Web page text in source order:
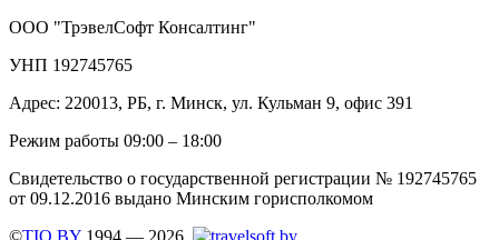
ООО "ТрэвелСофт Консалтинг"
УНП 192745765
Адрес: 220013, РБ, г. Минск, ул. Кульман 9, офис 391
Режим работы 09:00 – 18:00
Свидетельство о государственной регистрации № 192745765
от 09.12.2016 выдано Минским горисполкомом
©TIO.BY 1994 — 2026.